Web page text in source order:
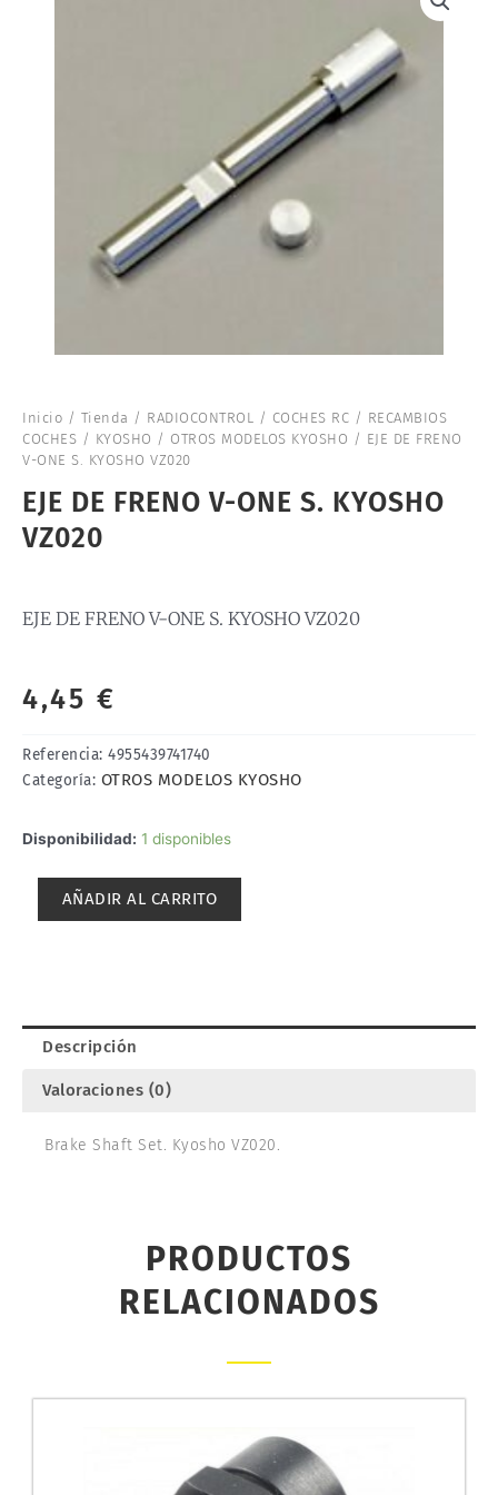
Inicio / Tienda / RADIOCONTROL / COCHES RC / RECAMBIOS
COCHES / KYOSHO / OTROS MODELOS KYOSHO / EJE DE FRENO
V-ONE S. KYOSHO VZ020
EJE DE FRENO V-ONE S. KYOSHO
VZ020
EJE DE FRENO V-ONE S. KYOSHO VZ020
4,45 €
Referencia: 4955439741740
Categoría: OTROS MODELOS KYOSHO
Disponibilidad: 1 disponibles
EJE
cantidad
AÑADIR AL CARRITO
Descripción
Valoraciones (0)
Brake Shaft Set. Kyosho VZ020.
PRODUCTOS
RELACIONADOS